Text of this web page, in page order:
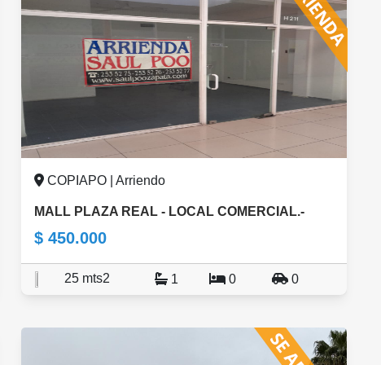
COPIAPO | Arriendo
MALL PLAZA REAL - LOCAL COMERCIAL.-
$ 450.000
25 mts2 1 0 0